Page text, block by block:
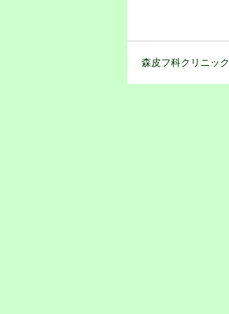
森皮フ科クリニック